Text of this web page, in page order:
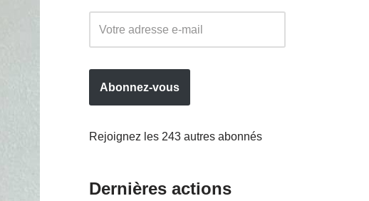
Abonnez-vous
Rejoignez les 243 autres abonnés
Dernières actions